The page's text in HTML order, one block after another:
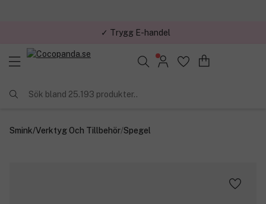
✓ Trygg E-handel
Sök bland 25.193 produkter..
Smink/Verktyg Och Tillbehör/Spegel